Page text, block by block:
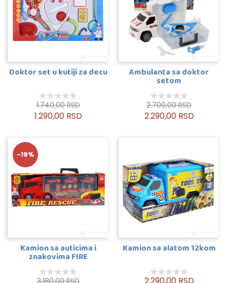
Doktor set u kutiji za decu
1.740,00 RSD
1.290,00 RSD
Ambulanta sa doktor
setom
2.700,00 RSD
2.290,00 RSD
-19%
Kamion sa auticima i
znakovima FIRE
3.180,00 RSD
Kamion sa alatom 12kom